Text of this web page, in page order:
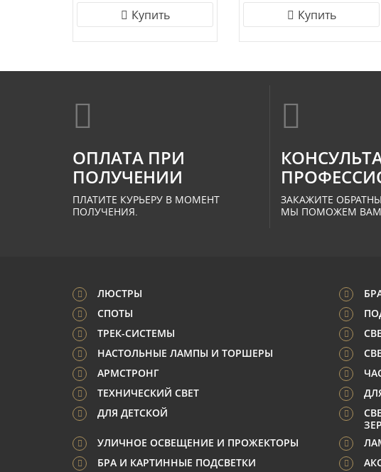
Купить Купить
ОПЛАТА ПРИ
ПОЛУЧЕНИИ
ПЛАТИТЕ КУРЬЕРУ В МОМЕНТ
ПОЛУЧЕНИЯ.
ЗАКАЖИТЕ
МЫ ПОМОЖЕМ
ЛЮСТРЫ
СПОТЫ
ТРЕК-СИСТЕМЫ
НАСТОЛЬНЫЕ ЛАМПЫ И ТОРШЕРЫ
АРМСТРОНГ
ТЕХНИЧЕСКИЙ СВЕТ
ДЛЯ ДЕТСКОЙ
УЛИЧНОЕ ОСВЕЩЕНИЕ И ПРОЖЕКТОРЫ
БРА И КАРТИННЫЕ ПОДСВЕТКИ